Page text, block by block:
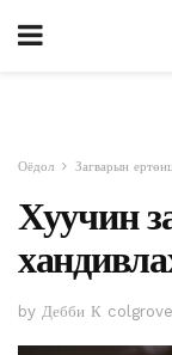
Оёдол Загварын
Хуучин
by Дебби К colgrove